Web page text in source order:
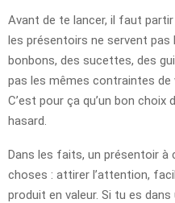
Avant de te lancer, il faut
les présentoirs ne servent
bonbons, des sucettes, des
pas les mêmes contraintes de
C’est pour ça qu’un bon
hasard.
Dans les faits, un présentoir
choses : attirer l’attention,
produit en valeur. Si tu es